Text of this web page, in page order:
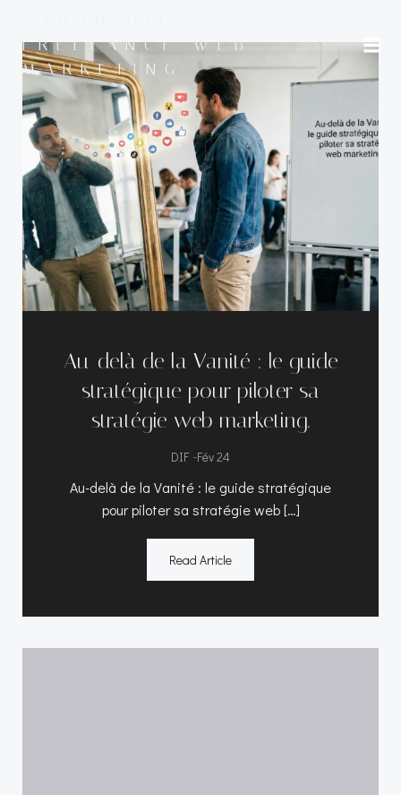
contenu
FREELANCE WEB
MARKETING
Au-delà de la Vanité : le guide
stratégique pour piloter sa
stratégie web marketing.
DIF -Fév 24
Au-delà de la Vanité : le guide stratégique
pour piloter sa stratégie web […]
Read Article